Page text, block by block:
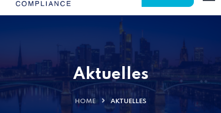
Aktuelles
HOME AKTUELLES